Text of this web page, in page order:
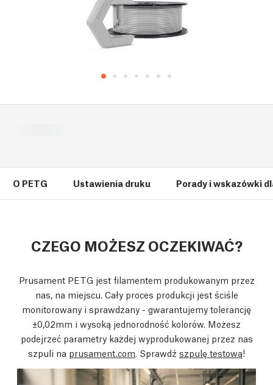
O PETG Ustawienia druku Porady i wskazówki
CZEGO MOŻESZ OCZEKIWAĆ?
Prusament PETG jest filamentem produkowanym przez
nas, na miejscu. Cały proces produkcji jest ściśle
monitorowany i sprawdzany - gwarantujemy tolerancję
±0,02mm i wysoką jednorodność kolorów. Możesz
podejrzeć parametry każdej wyprodukowanej przez nas
szpuli na prusament.com. Sprawdź szpulę testową!